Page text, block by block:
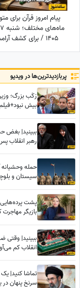
پیام امروز قرآن برای
1405 / برای کشف
خوشبختی به آغوش خدا
پربازدید‌ترین‌ها در ویدیو
رَکَب بزرگ؛
بیش
ببینید| بغض
رهبر انقلاب
حمله وحشیانه
سیستان و
پشت پرده‌هایی
بازیگر
ببینید| وقتی
انقلاب کم
سرنخ پنهان